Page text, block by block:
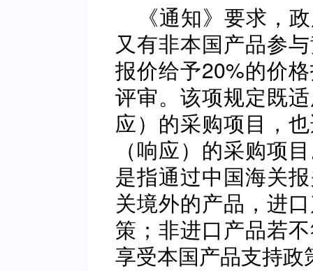
《通知》要求，
又有非本国产品参
报价给予20%的价
评审。该项规定既
应）的采购项目，
（响应）的采购项
是指通过中国海关
关境外的产品，进
策；非进口产品若
享受本国产品支持政